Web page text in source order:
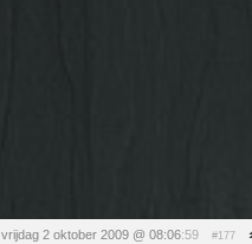
vrijdag 2 oktober 2009 @ 08:06:59 #177